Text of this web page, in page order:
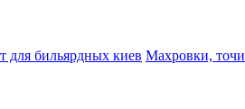
для бильярдных киев Махровки,